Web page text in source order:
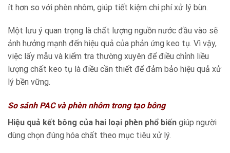
ít hơn so với phèn nhôm, giúp tiết kiệm chi phí xử lý bùn.
Một lưu ý quan trọng là chất lượng nguồn nước đầu vào sẽ
ảnh hưởng mạnh đến hiệu quả của phản ứng keo tụ. Vì vậy,
việc lấy mẫu và kiểm tra thường xuyên để điều chỉnh liều
lượng chất keo tụ là điều cần thiết để đảm bảo hiệu quả xử
lý bền vững.
So sánh PAC và phèn nhôm trong tạo bông
Hiệu quả kết bông của hai loại phèn phổ biến giúp người
dùng chọn đúng hóa chất theo mục tiêu xử lý.